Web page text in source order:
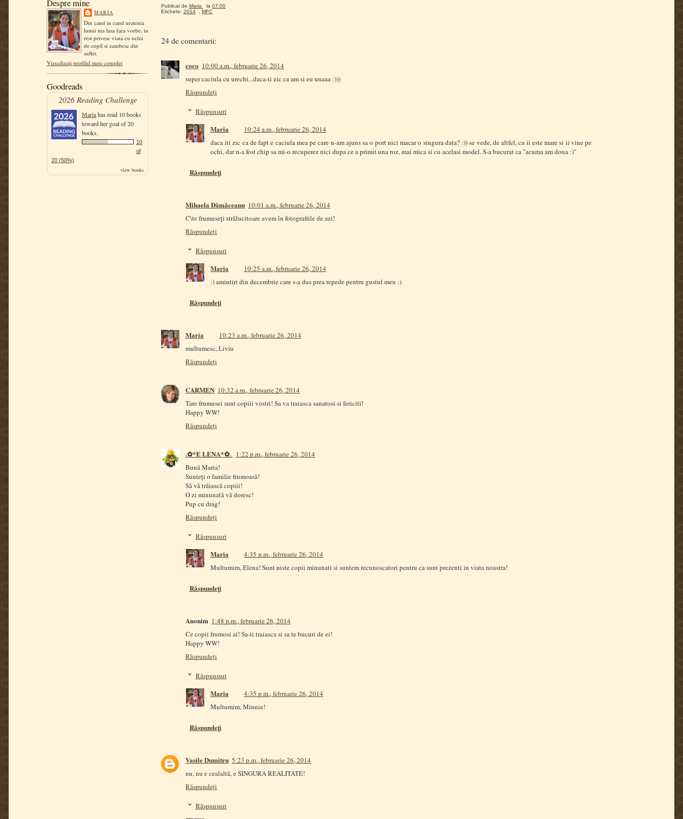
Despre mine
MARIA
Din cand in cand uratenia
lumii ma lasa fara vorbe, in
rest privesc viata cu ochii
de copil si zambesc din
suflet.
Vizualizați profilul meu complet
Goodreads
2026 Reading Challenge
Mariahas read 10 books
toward her goal of 20
books.
10
of
20 (50%)
view books
Publicat de Maria la 07:00
Etichete: 2014 , MFC
24 de comentarii:
coco 10:00 a.m., februarie 26, 2014
super caciula cu urechi...daca-ti zic ca am si eu unaaa :)))
Răspundeți
Răspunsuri
Maria
10:24 a.m., februarie 26, 2014
daca iti zic ca de fapt e caciula mea pe care n-am ajuns sa o port nici macar o singura data? :)) se vede, de altfel, ca ii este mare si ii vine pe
ochi, dar n-a fost chip sa mi-o recuperez nici dupa ce a primit una roz, mai mica si cu acelasi model. S-a bucurat ca "acuma am doua :)"
Răspundeți
Mihaela Dămăceanu 10:01 a.m., februarie 26, 2014
C\te frumuseţi strălucitoare avem în fotografiile de azi!
Răspundeți
Răspunsuri
Maria
10:25 a.m., februarie 26, 2014
:) amintiri din decembrie care s-a dus prea repede pentru gustul meu :)
Răspundeți
Maria
10:23 a.m., februarie 26, 2014
multumesc, Liviu
Răspundeți
CARMEN 10:32 a.m., februarie 26, 2014
Tare frumusei sunt copiii vostri! Sa va traiasca sanatosi si fericiti!
Happy WW!
Răspundeți
.✿*E LENA*✿. 1:22 p.m., februarie 26, 2014
Bună Maria!
Sunteți o familie frumoasă!
Să vă trăiască copiii!
O zi minunată vă doresc!
Pup cu drag!
Răspundeți
Răspunsuri
Maria
4:35 p.m., februarie 26, 2014
Multumim, Elena! Sunt niste copii minunati si suntem recunoscatori pentru ca sunt prezenti in viata noastra!
Răspundeți
Anonim 1:48 p.m., februarie 26, 2014
Ce copii frumosi ai! Sa-ti traiasca si sa te bucuri de ei!
Happy WW!
Răspundeți
Răspunsuri
Maria
4:35 p.m., februarie 26, 2014
Multumim, Minnie!
Răspundeți
Vasile Dumitru 5:23 p.m., februarie 26, 2014
nu, nu e cealaltă, e SINGURA REALITATE!
Răspundeți
Răspunsuri